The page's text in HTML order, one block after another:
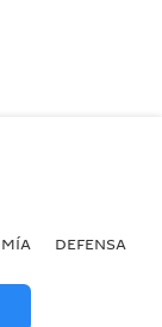
DEFENSA